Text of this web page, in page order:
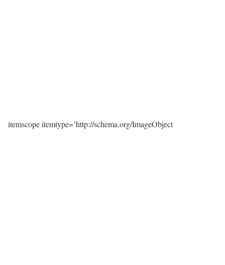
itemscope itemtype=’http://schema.org/ImageObject